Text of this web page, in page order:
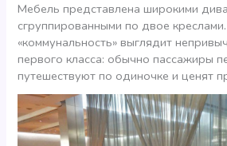
Мебель представлена широкими
сгруппированными по двое
«коммунальность» выглядит
первого класса: обычно пассажиры
путешествуют по одиночке и ценят